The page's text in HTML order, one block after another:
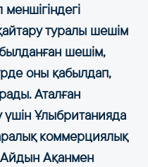
туралы шешім
шешім,
оны қабылдап,
Аталған
үшін Ұлыбританияда
коммерциялық
Ақанмен